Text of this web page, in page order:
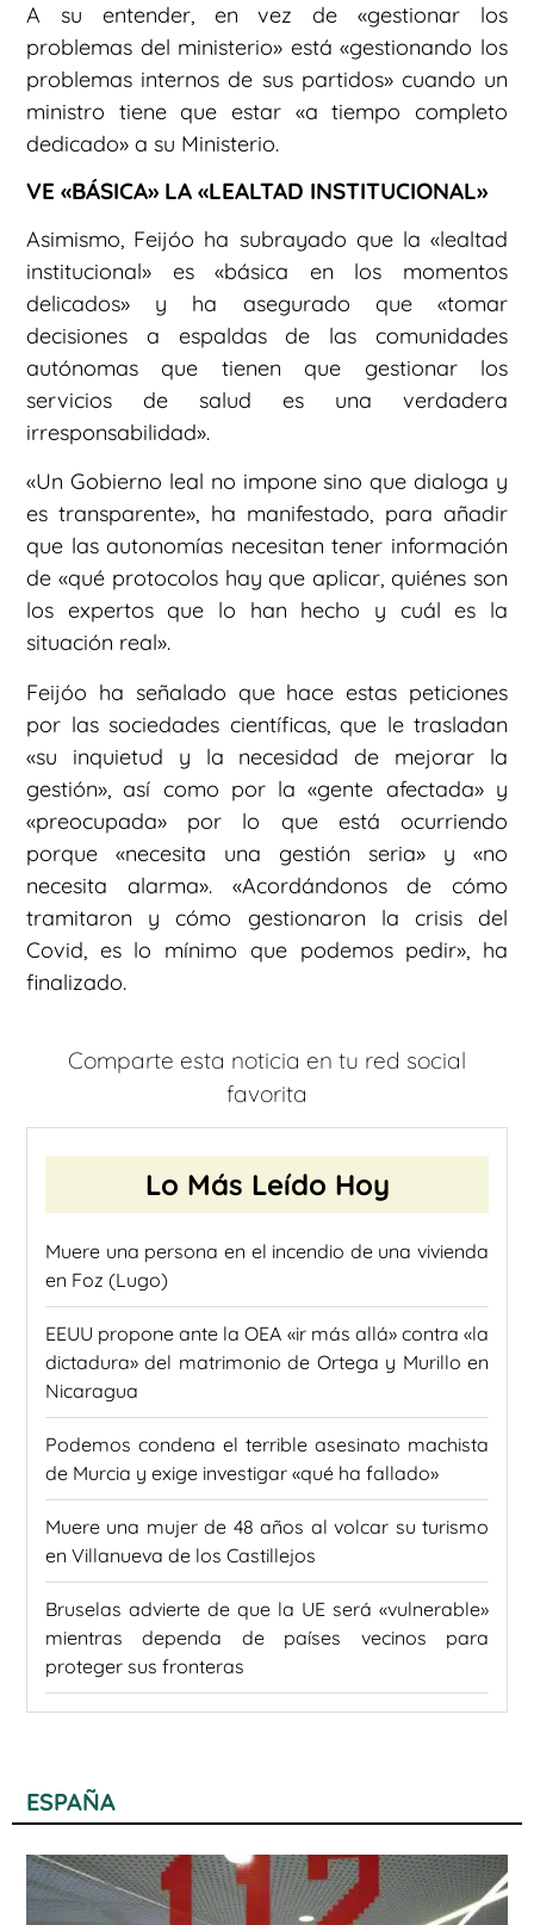
A su entender, en vez de «gestionar los
problemas del ministerio» está «gestionando los
problemas internos de sus partidos» cuando un
ministro tiene que estar «a tiempo completo
dedicado» a su Ministerio.
VE «BÁSICA» LA «LEALTAD INSTITUCIONAL»
Asimismo, Feijóo ha subrayado que la «lealtad
institucional» es «básica en los momentos
delicados» y ha asegurado que «tomar
decisiones a espaldas de las comunidades
autónomas que tienen que gestionar los
servicios de salud es una verdadera
irresponsabilidad».
«Un Gobierno leal no impone sino que dialoga y
es transparente», ha manifestado, para añadir
que las autonomías necesitan tener información
de «qué protocolos hay que aplicar, quiénes son
los expertos que lo han hecho y cuál es la
situación real».
Feijóo ha señalado que hace estas peticiones
por las sociedades científicas, que le trasladan
«su inquietud y la necesidad de mejorar la
gestión», así como por la «gente afectada» y
«preocupada» por lo que está ocurriendo
porque «necesita una gestión seria» y «no
necesita alarma». «Acordándonos de cómo
tramitaron y cómo gestionaron la crisis del
Covid, es lo mínimo que podemos pedir», ha
finalizado.
Comparte esta noticia en tu red social
favorita
Lo Más Leído Hoy
Muere una persona en el incendio de una vivienda
en Foz (Lugo)
EEUU propone ante la OEA «ir más allá» contra «la
dictadura» del matrimonio de Ortega y Murillo en
Nicaragua
Podemos condena el terrible asesinato machista
de Murcia y exige investigar «qué ha fallado»
Muere una mujer de 48 años al volcar su turismo
en Villanueva de los Castillejos
Bruselas advierte de que la UE será «vulnerable»
mientras dependa de países vecinos para
proteger sus fronteras
ESPAÑA